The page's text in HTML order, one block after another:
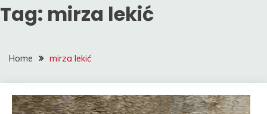
Tag: mirza lekić
Home mirza lekić